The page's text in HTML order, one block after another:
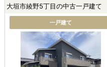
大垣市綾野5丁目の中古一戸建て
一戸建て